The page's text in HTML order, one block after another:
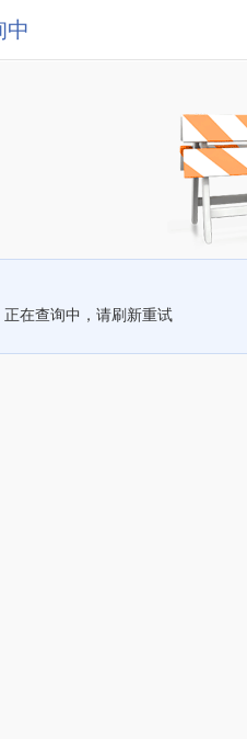
中
正在查询中，请刷新重试